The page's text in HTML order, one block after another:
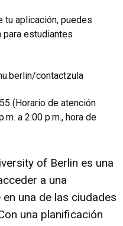
tu aplicación, puedes
para estudiantes
contactzula
(Horario de atención
a 2:00 p.m., hora de
of Berlin es una
a una
una de las ciudades
una planificación